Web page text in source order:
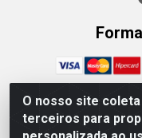
O nosso site
terceiros para
Rafael & Dantas